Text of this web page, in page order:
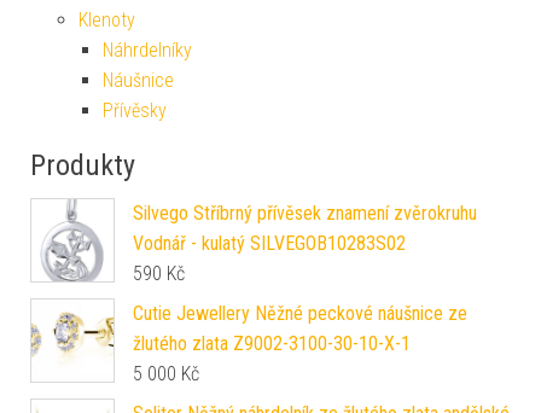
Klenoty
Náhrdelníky
Náušnice
Přívěsky
Produkty
Silvego Stříbrný přívěsek znamení zvěrokruhu
Vodnář - kulatý SILVEGOB10283S02
590 Kč
Cutie Jewellery Něžné peckové náušnice ze
žlutého zlata Z9002-3100-30-10-X-1
5 000 Kč